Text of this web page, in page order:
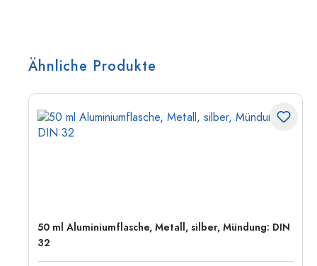
Ähnliche Produkte
50 ml Aluminiumflasche, Metall, silber, Mündung: DIN
32